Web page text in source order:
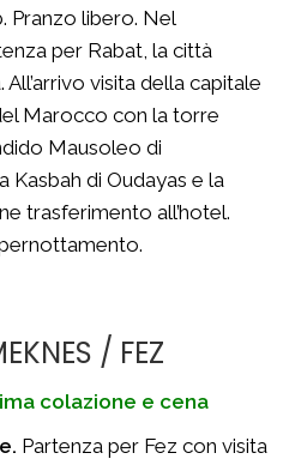
Pranzo libero. Nel
per Rabat, la città
All’arrivo visita della capitale
Marocco con la torre
Mausoleo di
Kasbah di Oudayas e la
trasferimento all’hotel.
/ FEZ
colazione e cena
Partenza per Fez con visita